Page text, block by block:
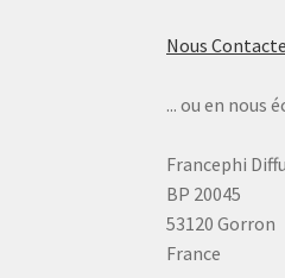
Nous
... ou en nous
Francephi
BP 20045
53120 Gorron
France